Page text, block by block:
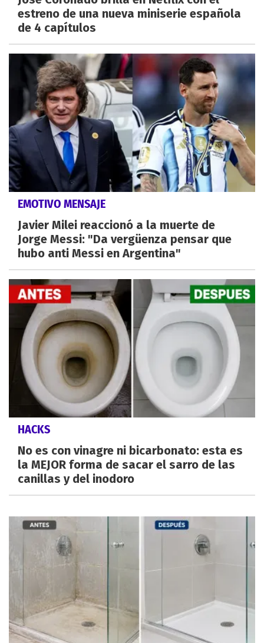
estreno de una nueva miniserie española
de 4 capítulos
EMOTIVO MENSAJE
Javier Milei reaccionó a la muerte de
Jorge Messi: "Da vergüenza pensar que
hubo anti Messi en Argentina"
HACKS
No es con vinagre ni bicarbonato: esta es
la MEJOR forma de sacar el sarro de las
canillas y del inodoro